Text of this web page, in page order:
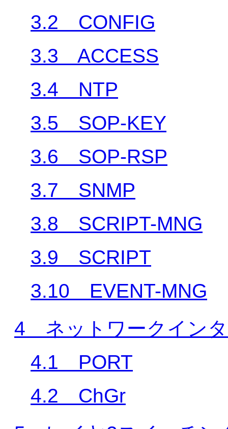
3.2 CONFIG
3.3 ACCESS
3.4 NTP
3.5 SOP-KEY
3.6 SOP-RSP
3.7 SNMP
3.8 SCRIPT-MNG
3.9 SCRIPT
3.10 EVENT-MNG
4 ネットワークイン
4.1 PORT
4.2 ChGr